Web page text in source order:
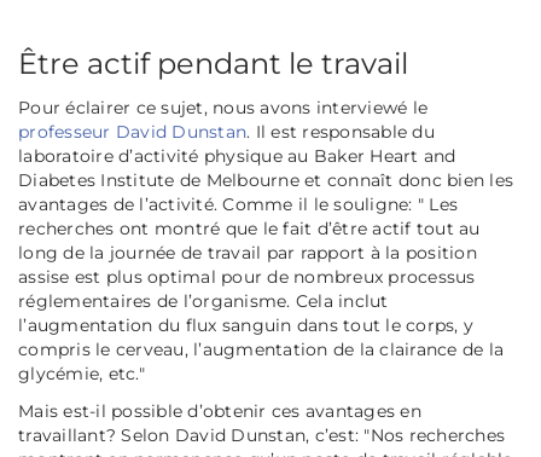
Être actif pendant le travail
Pour éclairer ce sujet, nous avons interviewé le
professeur David Dunstan. Il est responsable du
laboratoire d’activité physique au Baker Heart and
Diabetes Institute de Melbourne et connaît donc bien les
avantages de l’activité. Comme il le souligne: " Les
recherches ont montré que le fait d’être actif tout au
long de la journée de travail par rapport à la position
assise est plus optimal pour de nombreux processus
réglementaires de l’organisme. Cela inclut
l’augmentation du flux sanguin dans tout le corps, y
compris le cerveau, l’augmentation de la clairance de la
glycémie, etc."
Mais est-il possible d’obtenir ces avantages en
travaillant? Selon David Dunstan, c’est: "Nos recherches